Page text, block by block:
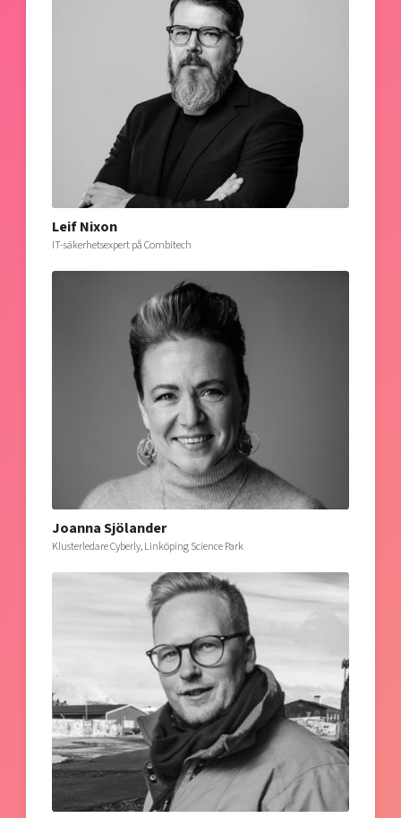
Leif Nixon
IT-säkerhetsexpert på Combitech
Joanna Sjölander
Klusterledare Cyberly, Linköping Science Park